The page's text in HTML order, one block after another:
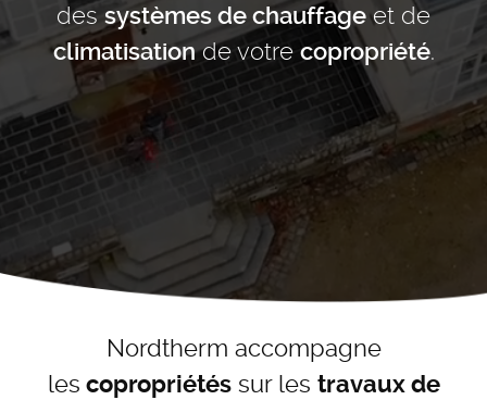
des systèmes de chauffageet de
climatisationde votre copropriété.
Nordtherm accompagne
les copropriétéssur les travaux de